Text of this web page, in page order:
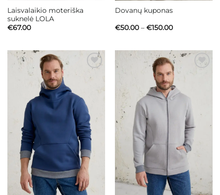
Laisvalaikio moteriška
suknelė LOLA
€67.00
Dovanų kuponas
€50.00 – €150.00Price
€150.00
Mėgstamiausias Mėgstamiausias